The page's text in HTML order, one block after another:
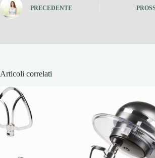
PRECEDENTE
Articoli correlati